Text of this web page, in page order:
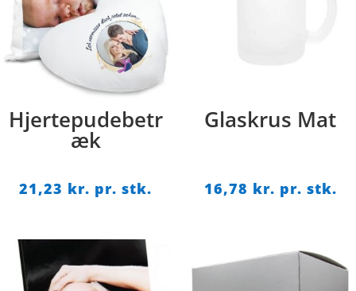
Hjertepudebetr
æk
21,23 kr. pr. stk.
Glaskrus Mat
16,78 kr. pr. stk.